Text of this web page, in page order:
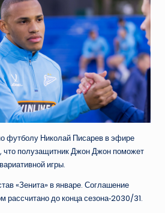
футболу Николай Писарев в эфире
полузащитник Джон Джон поможет
игры.
«Зенита» в январе. Соглашение
рассчитано до конца сезона‑2030/31.